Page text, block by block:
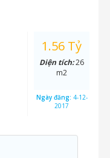
1.56 Tỷ
Diện tích:26
m2
Ngày đăng: 4-12-
2017